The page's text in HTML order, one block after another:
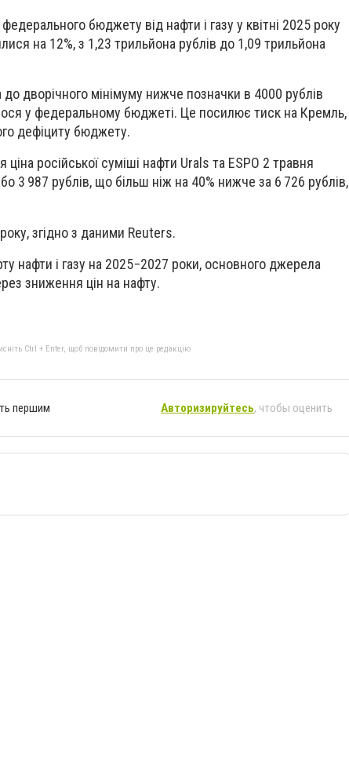
бюджету від нафти і газу у квітні 2025 року
на 12%, з 1,23 трильйона рублів до 1,09 трильйона
дворічного мінімуму нижче позначки в 4000 рублів
у федеральному бюджеті. Це посилює тиск на Кремль,
дефіциту бюджету.
російської суміші нафти Urals та ESPO 2 травня
3 987 рублів, що більш ніж на 40% нижче за 6 726 рублів,
згідно з даними Reuters.
нафти і газу на 2025−2027 роки, основного джерела
зниження цін на нафту.
Ctrl + Enter, щоб повідомити про це редакцію
першим Авторизируйтесь, чтобы оценить